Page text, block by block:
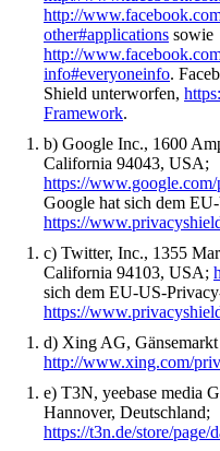
http://
other#applications sowie
http://
info#everyoneinfo.
Shield unterworfen,
Framework.
b) Google Inc., 1600
California 94043, USA;
https://
Google hat sich dem
https://
c) Twitter, Inc., 1355
California 94103, USA;
sich dem EU-US-
https://
d) Xing AG,
http://www.xing.com/
e) T3N, yeebase media
Hannover, Deutschland;
https://t3n.de/store/page/